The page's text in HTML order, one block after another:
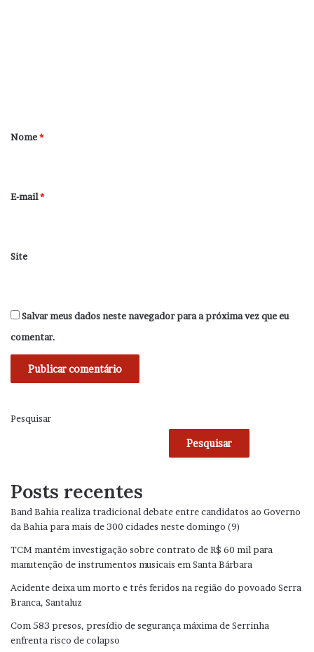
r
*
Nome*
E-mail*
Site
Salvar meus dados neste navegador para a próxima vez que eu
comentar.
Pesquisar
Pesquisar
Posts recentes
Band Bahia realiza tradicional debate entre candidatos ao Governo
da Bahia para mais de 300 cidades neste domingo (9)
TCM mantém investigação sobre contrato de R$ 60 mil para
manutenção de instrumentos musicais em Santa Bárbara
Acidente deixa um morto e três feridos na região do povoado Serra
Branca, Santaluz
Com 583 presos, presídio de segurança máxima de Serrinha
enfrenta risco de colapso